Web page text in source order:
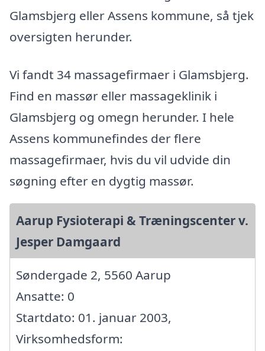
Glamsbjerg eller Assens kommune, så tjek
oversigten herunder.
Vi fandt 34 massagefirmaer i Glamsbjerg.
Find en massør eller massageklinik i
Glamsbjerg og omegn herunder. I hele
Assens kommunefindes der flere
massagefirmaer, hvis du vil udvide din
søgning efter en dygtig massør.
Aarup Fysioterapi & Træningscenter v.
Jesper Damgaard
Søndergade 2, 5560 Aarup
Ansatte: 0
Startdato: 01. januar 2003,
Virksomhedsform: